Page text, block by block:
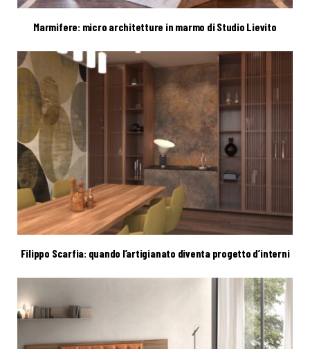
Marmifere: micro architetture in marmo di Studio Lievito
Filippo Scarfia: quando l’artigianato diventa progetto d’interni